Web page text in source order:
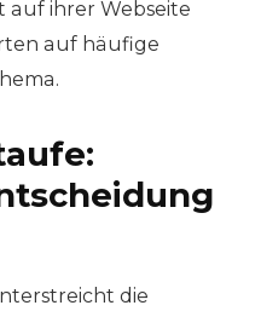
auf ihrer Webseite
auf häufige
die